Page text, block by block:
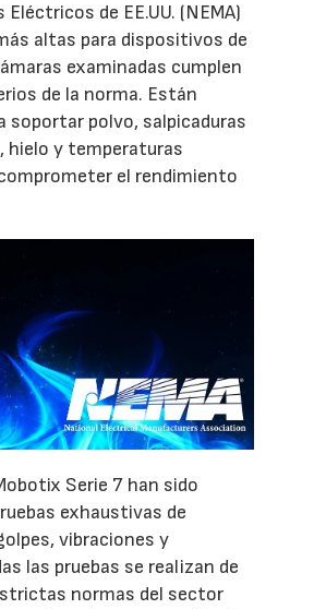
de EE.UU. (NEMA)
altas para dispositivos de
examinadas cumplen
de la norma. Están
soportar polvo, salpicaduras
hielo y temperaturas
el rendimiento
Serie 7 han sido
exhaustivas de
vibraciones y
las pruebas se realizan de
normas del sector